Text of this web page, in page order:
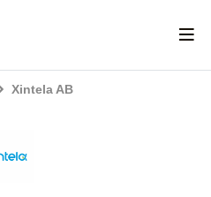
Xintela AB